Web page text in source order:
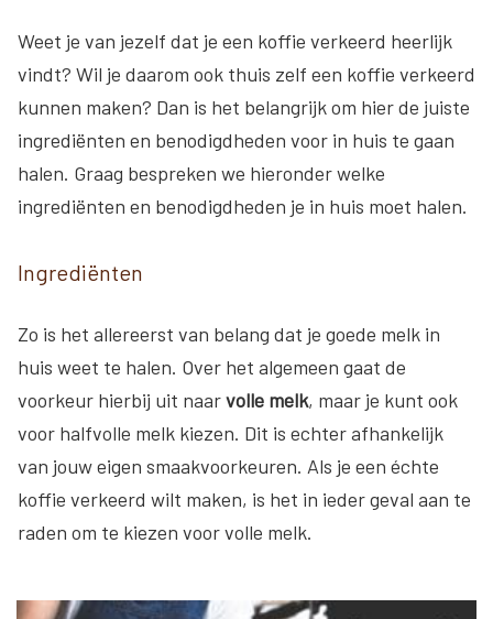
Weet je van jezelf dat je een koffie verkeerd heerlijk
vindt? Wil je daarom ook thuis zelf een koffie verkeerd
kunnen maken? Dan is het belangrijk om hier de juiste
ingrediënten en benodigdheden voor in huis te gaan
halen. Graag bespreken we hieronder welke
ingrediënten en benodigdheden je in huis moet halen.
Ingrediënten
Zo is het allereerst van belang dat je goede melk in
huis weet te halen. Over het algemeen gaat de
voorkeur hierbij uit naarvolle melk, maar je kunt ook
voor halfvolle melk kiezen. Dit is echter afhankelijk
van jouw eigen smaakvoorkeuren. Als je een échte
koffie verkeerd wilt maken, is het in ieder geval aan te
raden om te kiezen voor volle melk.